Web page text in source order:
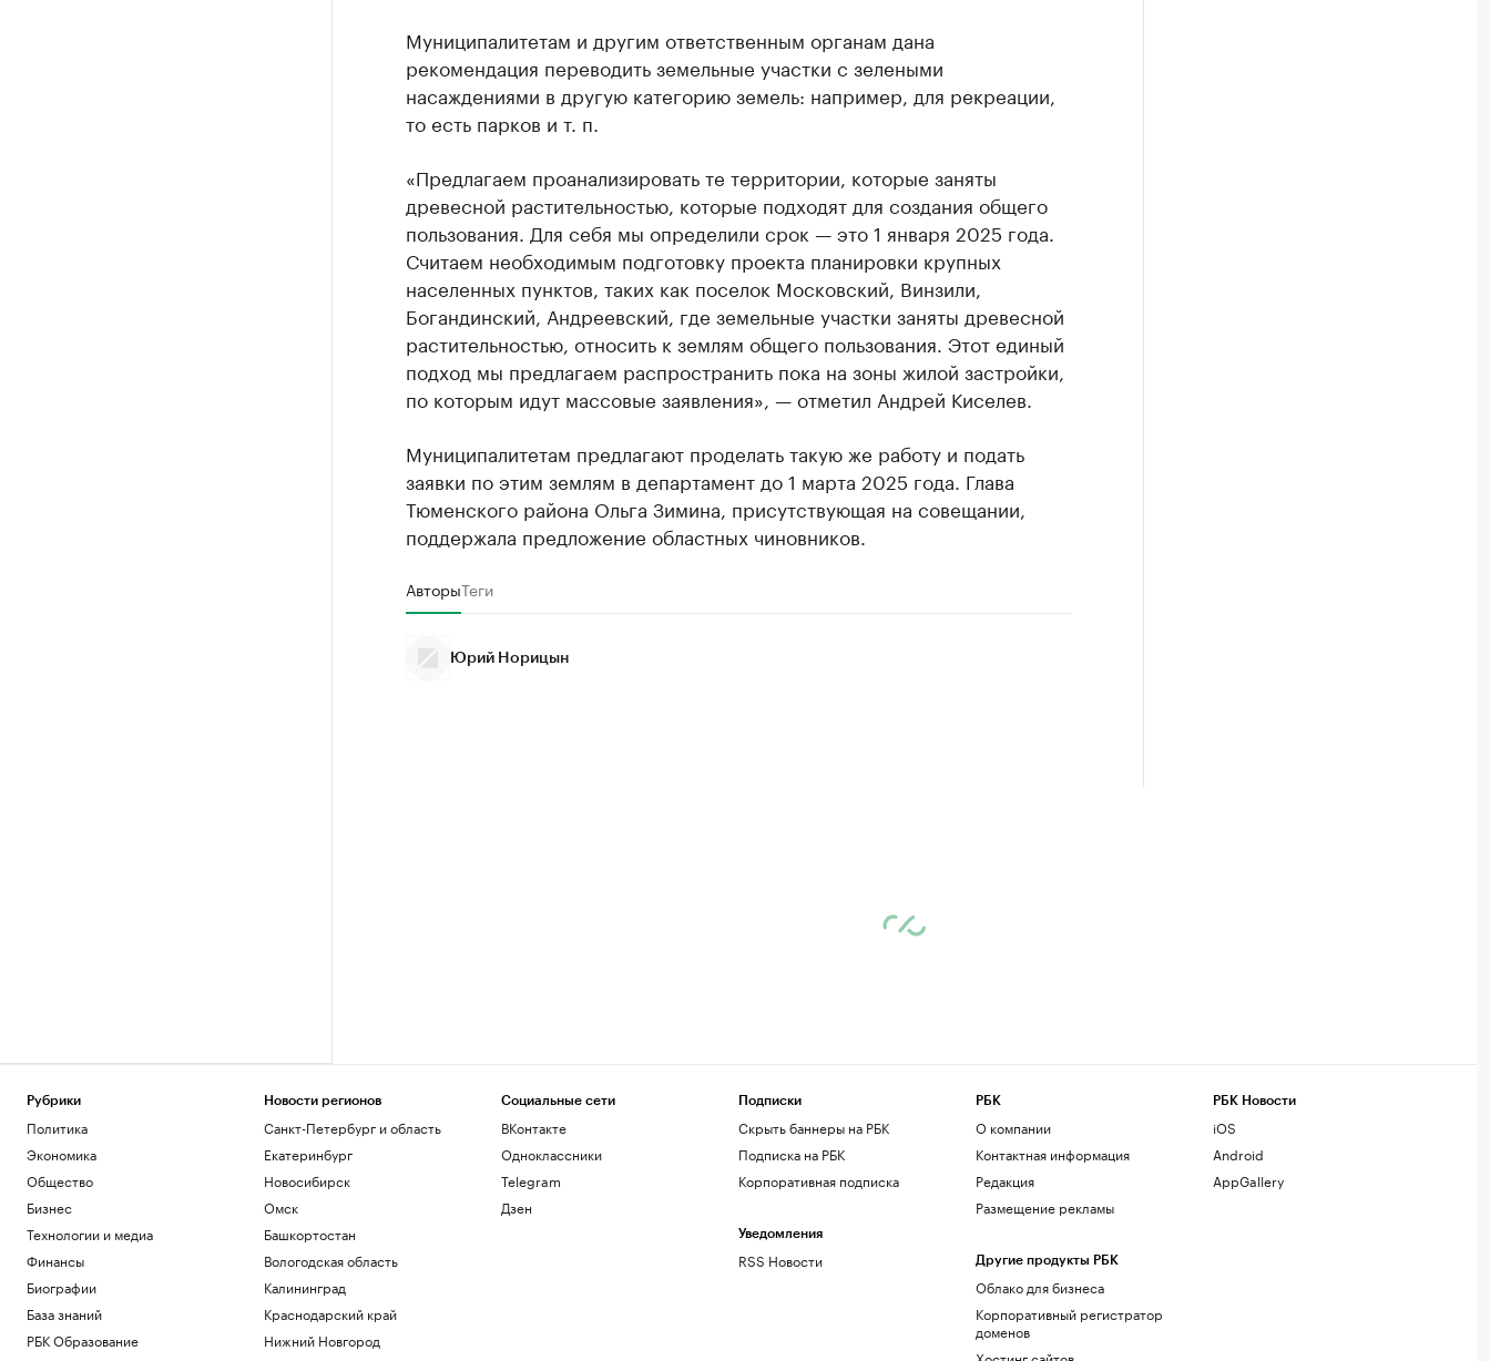
Муниципалитетам и другим ответственным органам дана
рекомендация переводить земельные участки с зелеными
насаждениями в другую категорию земель: например, для рекреации,
то есть парков и т. п.
«Предлагаем проанализировать те территории, которые заняты
древесной растительностью, которые подходят для создания общего
пользования. Для себя мы определили срок — это 1 января 2025 года.
Считаем необходимым подготовку проекта планировки крупных
населенных пунктов, таких как поселок Московский, Винзили,
Богандинский, Андреевский, где земельные участки заняты древесной
растительностью, относить к землям общего пользования. Этот единый
подход мы предлагаем распространить пока на зоны жилой застройки,
по которым идут массовые заявления», — отметил Андрей Киселев.
Муниципалитетам предлагают проделать такую же работу и подать
заявки по этим землям в департамент до 1 марта 2025 года. Глава
Тюменского района Ольга Зимина, присутствующая на совещании,
поддержала предложение областных чиновников.
АвторыТеги
Юрий Норицын
Рубрики
Политика
Экономика
Общество
Бизнес
Технологии и медиа
Финансы
Биографии
База знаний
РБК Образование
Новости регионов
Санкт-Петербург и область
Екатеринбург
Новосибирск
Омск
Башкортостан
Вологодская область
Калининград
Краснодарский край
Нижний Новгород
Социальные сети
ВКонтакте
Одноклассники
Telegram
Дзен
Подписки
Скрыть баннеры на РБК
Подписка на РБК
Корпоративная подписка
Уведомления
RSS Новости
РБК
О компании
Контактная информация
Редакция
Размещение рекламы
Другие продукты РБК
Облако для бизнеса
Корпоративный регистратор
доменов
РБК Новости
iOS
Android
AppGallery